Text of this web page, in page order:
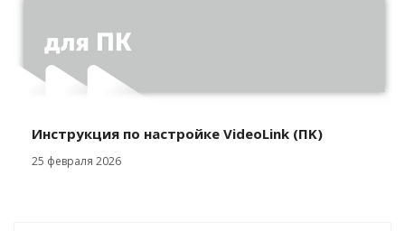
Инструкция по настройке VideoLink (ΠΚ)
25 февраля 2026